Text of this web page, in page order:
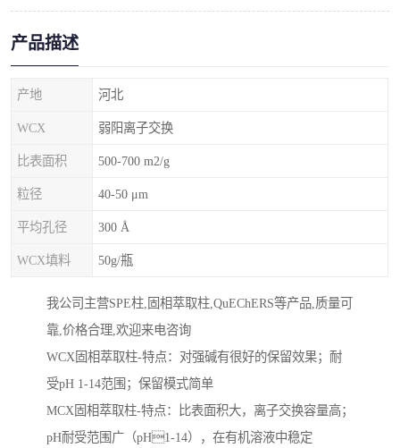
产品描述
产地 河北
WCX 弱阳离子交换
比表面积 500-700 m2/g
粒径 40-50 μm
平均孔径 300 Å
WCX填料 50g/瓶
我公司主营SPE柱,固相萃取柱,QuEChERS等产品,质量可
靠,价格合理,欢迎来电咨询
WCX固相萃取柱-特点：对强碱有很好的保留效果；耐
受pH 1-14范围；保留模式简单
MCX固相萃取柱-特点：比表面积大，离子交换容量高；
pH耐受范围⼴（pH1-14），在有机溶液中稳定